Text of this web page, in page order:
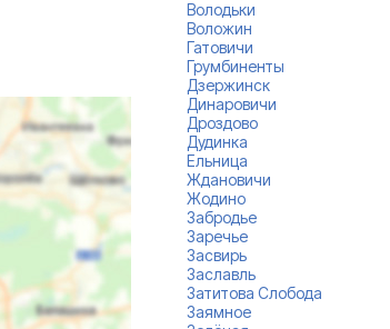
Володьки
Воложин
Гатовичи
Грумбиненты
Дзержинск
Динаровичи
Дроздово
Дудинка
Ельница
Ждановичи
Жодино
Забродье
Заречье
Засвирь
Заславль
Затитова Слобода
Заямное